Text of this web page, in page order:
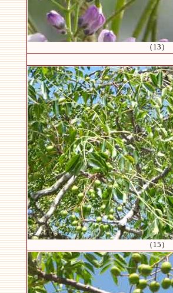
（13）
（15）